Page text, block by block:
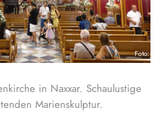
Foto:
in Naxxar. Schaulustige
Marienskulptur.